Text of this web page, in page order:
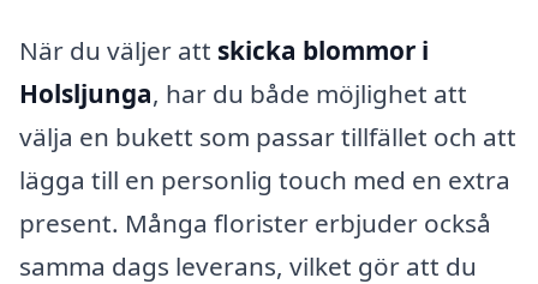
När du väljer att skicka blommor i
Holsljunga, har du både möjlighet att
välja en bukett som passar tillfället och att
lägga till en personlig touch med en extra
present. Många florister erbjuder också
samma dags leverans, vilket gör att du